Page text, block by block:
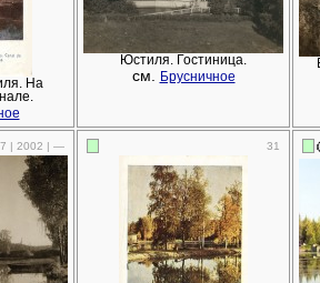
На
Юстиля. Гостиница.
см. Брусничное
| 2002 | — 31